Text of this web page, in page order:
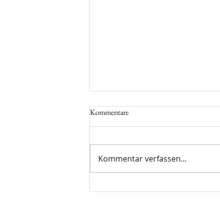
Kommentare
Kommentar verfassen...